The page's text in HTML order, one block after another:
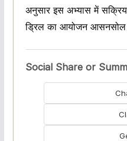
अनुसार इस अभ्यास में
ड्रिल का आयोजन आसनसोल
Social Share or